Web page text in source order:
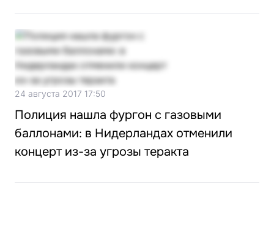
24 августа 2017 17:50
Полиция нашла фургон с газовыми
баллонами: в Нидерландах отменили
концерт из-за угрозы теракта